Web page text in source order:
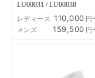
LU00031 / LU00038
レディース 110,000 円
メンズ
159,500 円